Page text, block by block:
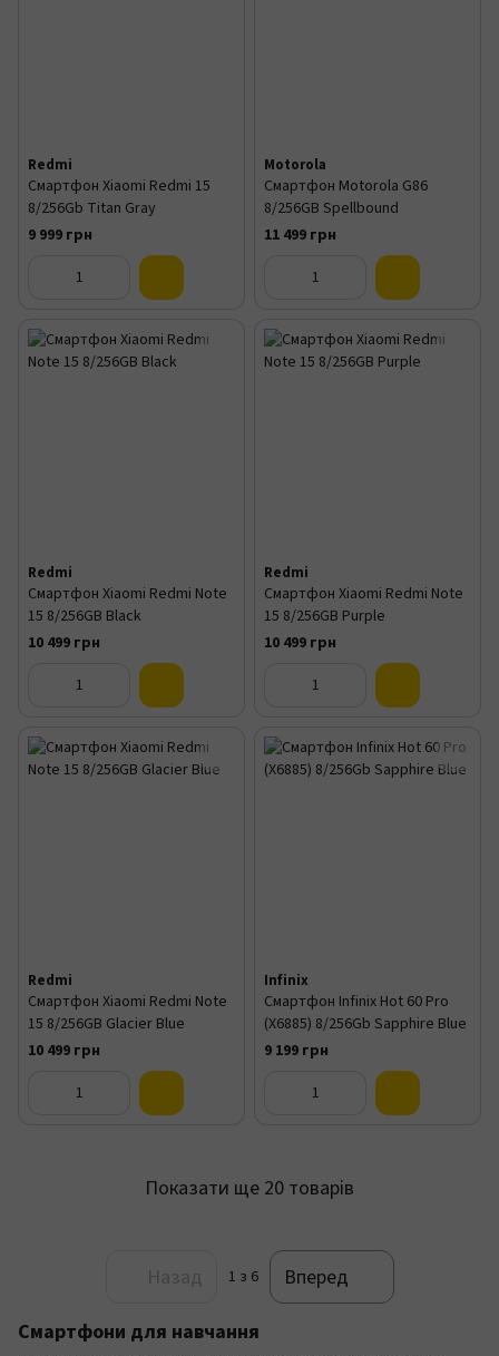
Redmi
Смартфон Xiaomi Redmi 15
8/256Gb Titan Gray
9 999 грн
Motorola
Смартфон Motorola G86
8/256GB Spellbound
11 499 грн
Redmi
Смартфон Xiaomi Redmi Note
15 8/256GB Black
10 499 грн
Redmi
Смартфон Xiaomi Redmi Note
15 8/256GB Purple
10 499 грн
Redmi
Смартфон Xiaomi Redmi Note
15 8/256GB Glacier Blue
10 499 грн
Infinix
Смартфон Infinix Hot 60 Pro
(X6885) 8/256Gb Sapphire Blue
9 199 грн
Показати ще 20 товарів
Назад 1 з 6
Вперед
Смартфони для навчання